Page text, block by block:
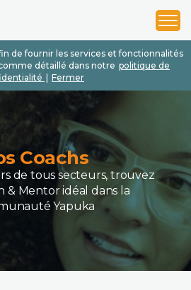
de fournir les services et fonctionnalités
détaillé dans notre politique de
Fermer
1
2
3
Coachs
de tous secteurs, trouvez
& Mentor idéal dans la
Yapuka